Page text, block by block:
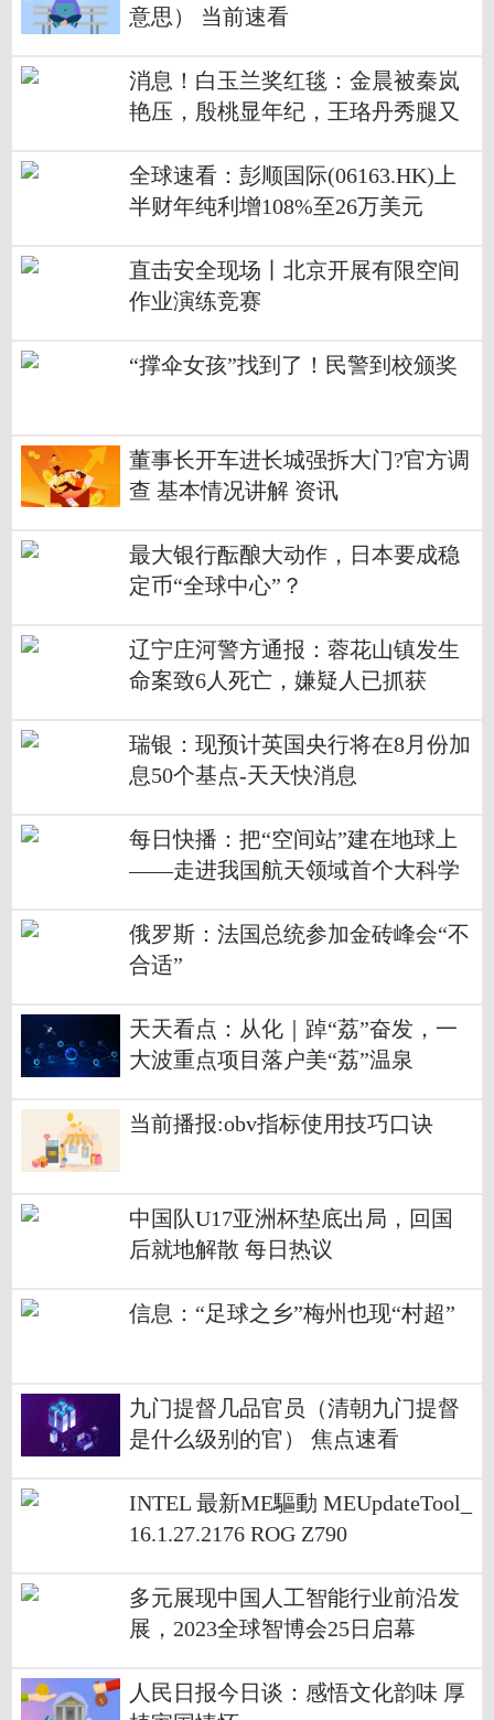
意思） 当前速看
消息！白玉兰奖红毯：金晨被秦岚
艳压，殷桃显年纪，王珞丹秀腿又
全球速看：彭顺国际(06163.HK)上
半财年纯利增108%至26万美元
直击安全现场丨北京开展有限空间
作业演练竞赛
“撑伞女孩”找到了！民警到校颁奖
董事长开车进长城强拆大门?官方调
查 基本情况讲解 资讯
最大银行酝酿大动作，日本要成稳
定币“全球中心”？
辽宁庄河警方通报：蓉花山镇发生
命案致6人死亡，嫌疑人已抓获
瑞银：现预计英国央行将在8月份加
息50个基点-天天快消息
每日快播：把“空间站”建在地球上
——走进我国航天领域首个大科学
俄罗斯：法国总统参加金砖峰会“不
合适”
天天看点：从化｜踔“荔”奋发，一
大波重点项目落户美“荔”温泉
当前播报:obv指标使用技巧口诀
中国队U17亚洲杯垫底出局，回国
后就地解散 每日热议
信息：“足球之乡”梅州也现“村超”
九门提督几品官员（清朝九门提督
是什么级别的官） 焦点速看
INTEL 最新ME驅動 MEUpdateTool_
16.1.27.2176 ROG Z790
多元展现中国人工智能行业前沿发
展，2023全球智博会25日启幕
人民日报今日谈：感悟文化韵味 厚